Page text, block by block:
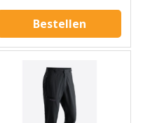
Bestellen